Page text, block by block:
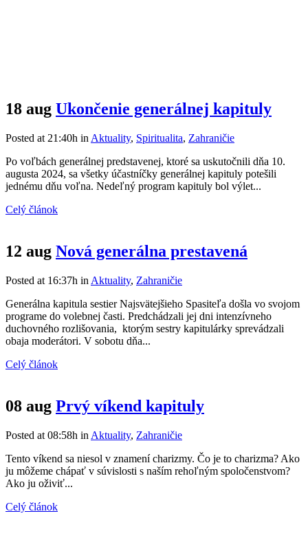
18 aug Ukončenie generálnej kapituly
Posted at 21:40h in Aktuality, Spiritualita, Zahraničie
Po voľbách generálnej predstavenej, ktoré sa uskutočnili dňa 10.
augusta 2024, sa všetky účastníčky generálnej kapituly potešili
jednému dňu voľna. Nedeľný program kapituly bol výlet...
Celý článok
12 aug Nová generálna prestavená
Posted at 16:37h in Aktuality, Zahraničie
Generálna kapitula sestier Najsvätejšieho Spasiteľa došla vo svojom
programe do volebnej časti. Predchádzali jej dni intenzívneho
duchovného rozlišovania, ktorým sestry kapitulárky sprevádzali
obaja moderátori. V sobotu dňa...
Celý článok
08 aug Prvý víkend kapituly
Posted at 08:58h in Aktuality, Zahraničie
Tento víkend sa niesol v znamení charizmy. Čo je to charizma? Ako
ju môžeme chápať v súvislosti s naším rehoľným spoločenstvom?
Ako ju oživiť...
Celý článok